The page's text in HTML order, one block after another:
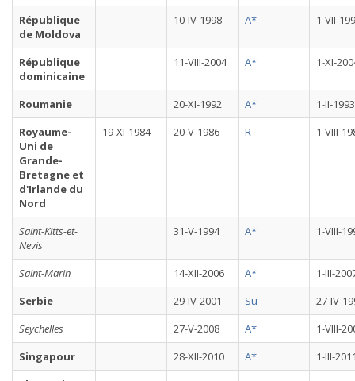
République
de Moldova
10-IV-1998 A* 1-VII-
République
dominicaine
11-VIII-2004 A* 1-XI-
Roumanie 20-XI-1992 A*
1-II-1993
Royaume-
Uni de
Grande-
Bretagne et
d'Irlande du
Nord
19-XI-1984 20-V-1986 R 1-VIII-
Saint-Kitts-et-
Nevis
31-V-1994 A* 1-VIII-
Saint-Marin 14-XII-2006 A*
1-III-
Serbie
29-IV-2001 Su
27-IV-
Seychelles
27-V-2008 A*
1-VIII-
Singapour
28-XII-2010 A*
1-III-